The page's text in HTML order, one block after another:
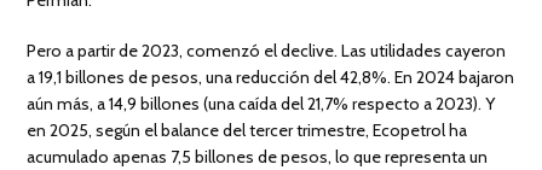
Pero a partir de 2023, comenzó el declive. Las utilidades cayeron
a 19,1 billones de pesos, una reducción del 42,8%. En 2024 bajaron
aún más, a 14,9 billones (una caída del 21,7% respecto a 2023). Y
en 2025, según el balance del tercer trimestre, Ecopetrol ha
acumulado apenas 7,5 billones de pesos, lo que representa un